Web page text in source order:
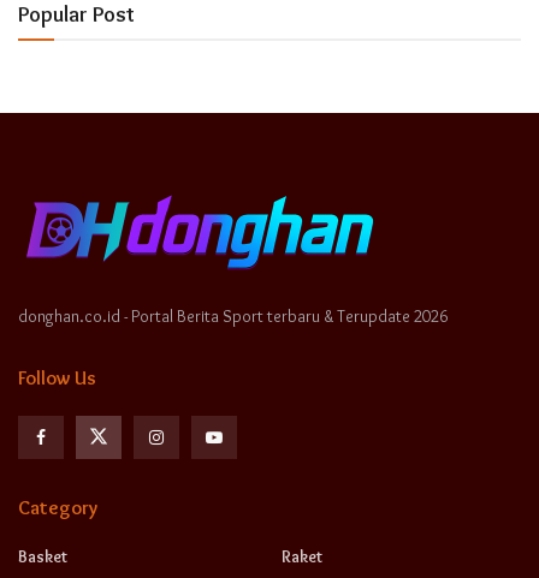
Popular Post
donghan.co.id - Portal Berita Sport terbaru & Terupdate 2026
Follow Us
Category
Basket
Raket